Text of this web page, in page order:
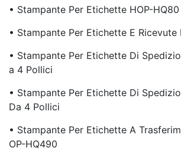
• Stampante Per Etichette HOP-
• Stampante Per Etichette E Ricevute
• Stampante Per Etichette Di
A 4 Pollici
• Stampante Per Etichette Di
Da 4 Pollici
• Stampante Per Etichette A
OP-HQ490